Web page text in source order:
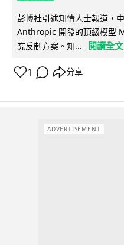
彭博社引述知情人士報道，
Anthropic 開發的頂級模型
究反制方案。知...
閱讀全文
1 分享
ADVERTISEMENT